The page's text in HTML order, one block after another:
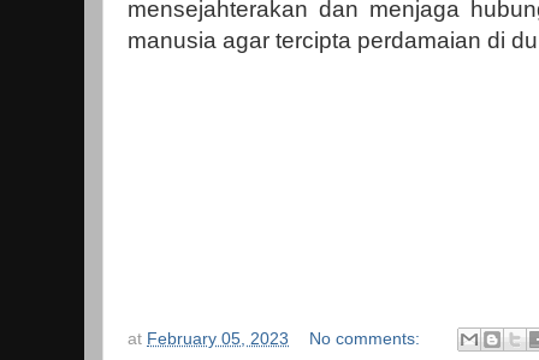
mensejahterakan dan menjaga
manusia agar tercipta perdamaian di
at February 05, 2023 No comments: